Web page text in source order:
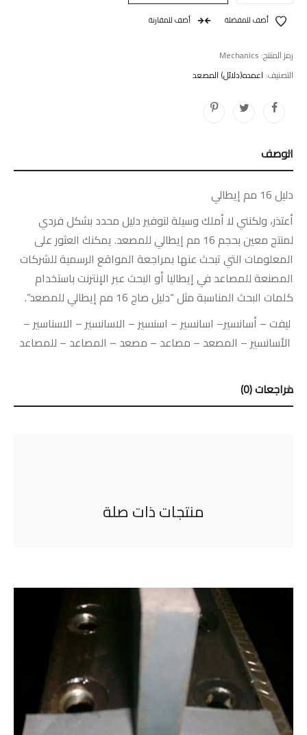
أضف للمفضلة أضف للمقارنة
رمز المنتج: Mechanics
التصنيف: اعمده(دلائل) المصعد
الوصف
دليل 16 مم إيطالي
أعتذر، ولكنني لا أملك وسيلة لتوفير دليل محدد بشكل فردي
لمنتج معين بحجم 16 مم إيطالي للمصعد. يمكنك العثور على
المعلومات التي تبحث عنها بمراجعة المواقع الرسمية للشركات
المصنعة للمصاعد في إيطاليا أو البحث عبر الإنترنت باستخدام
كلمات البحث المناسبة مثل “دليل صاج 16 مم إيطالي للمصعد”.
ليفت– أسانسير– اسانسير– اسنسير– الاسانسير– الاسناسير–
الأسانسير– المصعد – مصاعد – مصعد – المصاعد – للمصاعد
مراجعات (0)
منتجات ذات صلة